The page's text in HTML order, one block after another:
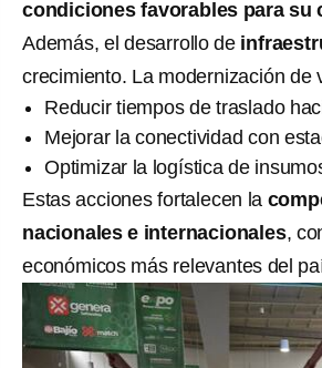
condiciones favorables para su
Además, el desarrollo de
crecimiento. La modernización de
Reducir tiempos de traslado
Mejorar la conectividad con
Optimizar la logística de
Estas acciones fortalecen la
nacionales e internacionales,
económicos más relevantes del